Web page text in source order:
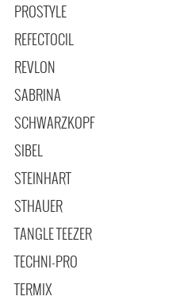
PROSTYLE
REFECTOCIL
REVLON
SABRINA
SCHWARZKOPF
SIBEL
STEINHART
STHAUER
TANGLE TEEZER
TECHNI-PRO
TERMIX